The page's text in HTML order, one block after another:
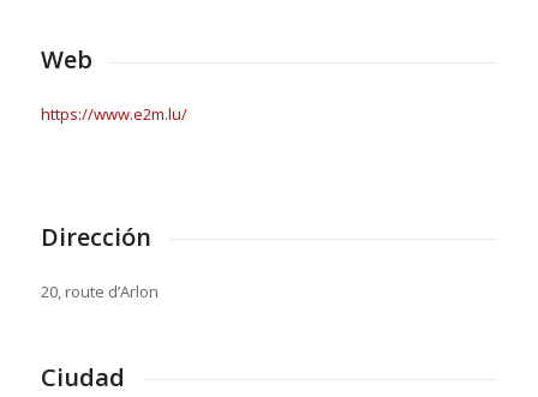
Web
https://www.e2m.lu/
Dirección
20, route d’Arlon
Ciudad